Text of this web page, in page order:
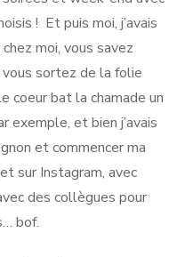
! Et puis moi, j’avais
moi, vous savez
sortez de la folie
coeur bat la chamade un
exemple, et bien j’avais
et commencer ma
sur Instagram, avec
des collègues pour
bof.